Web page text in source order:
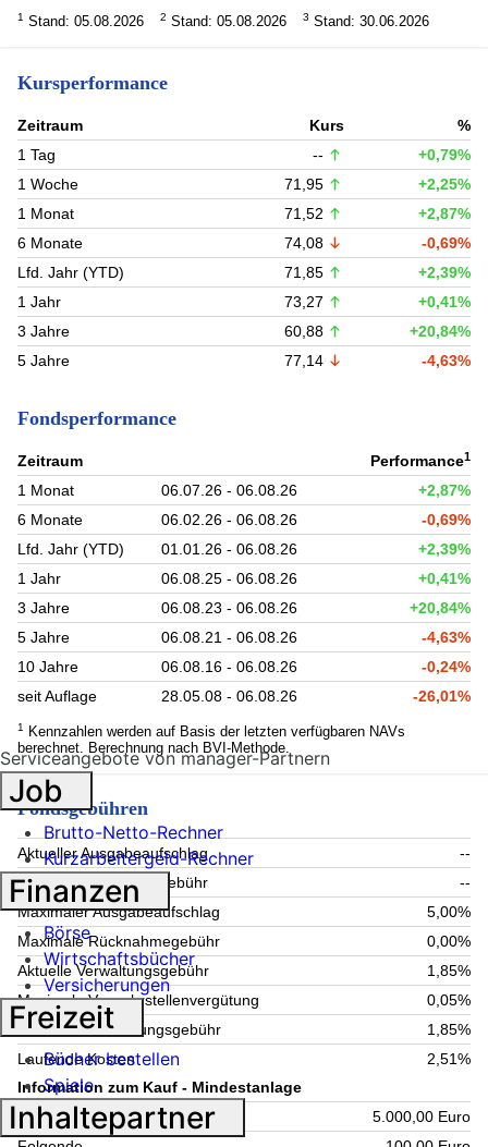
1 Stand: 05.08.2026 2 Stand: 05.08.2026 3 Stand: 30.06.2026
Kursperformance
Zeitraum Kurs
%
1 Tag
--
+0,79%
1 Woche
71,95
+2,25%
1 Monat
71,52
+2,87%
6 Monate
74,08
-0,69%
Lfd. Jahr (YTD)
71,85
+2,39%
1 Jahr
73,27
+0,41%
3 Jahre
60,88
+20,84%
5 Jahre
77,14 -4,63%
Fondsperformance
Zeitraum Performance1
1 Monat 06.07.26 - 06.08.26
+2,87%
6 Monate
06.02.26 - 06.08.26
-0,69%
Lfd. Jahr (YTD)
01.01.26 - 06.08.26
+2,39%
1 Jahr
06.08.25 - 06.08.26
+0,41%
3 Jahre
06.08.23 - 06.08.26
+20,84%
5 Jahre
06.08.21 - 06.08.26
-4,63%
10 Jahre
06.08.16 - 06.08.26
-0,24%
seit Auflage
28.05.08 - 06.08.26 -26,01%
1
Kennzahlen werden auf Basis der letzten verfügbaren NAVs
berechnet. Berechnung nach BVI-Methode.
Fondsgebühren
Aktueller Ausgabeaufschlag
--
Aktuelle Rücknahmegebühr
--
Maximaler Ausgabeaufschlag
5,00%
Maximale Rücknahmegebühr
0,00%
Aktuelle Verwaltungsgebühr
1,85%
Maximale Verwahrstellenvergütung
0,05%
Maximale Verwaltungsgebühr
1,85%
Laufende Kosten
2,51%
Information zum Kauf - Mindestanlage
Einmalig
5.000,00 Euro
Serviceangebote von manager-Partnern
Job
Brutto-Netto-Rechner
Kurzarbeitergeld-Rechner
Finanzen
Börse
Wirtschaftsbücher
Versicherungen
Freizeit
Bücher bestellen
Spiele
Inhaltepartner